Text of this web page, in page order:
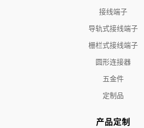
接线端子
导轨式接线端子
栅栏式接线端子
圆形连接器
五金件
定制品
产品定制